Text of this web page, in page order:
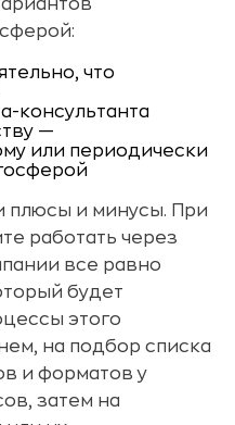
что
консультанта
—
или периодически
плюсы и минусы. При
работать через
все равно
будет
этого
на подбор списка
и форматов у
затем на